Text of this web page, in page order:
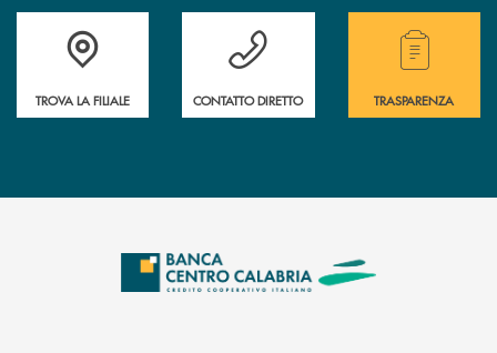
Accedi all' elenco completo delle filiali .
TROVA LA FILIALE
Hai bisogno di assistenza immediata ?
CONTATTO DIRETTO
Hai bisogno di
TRASPARENZA